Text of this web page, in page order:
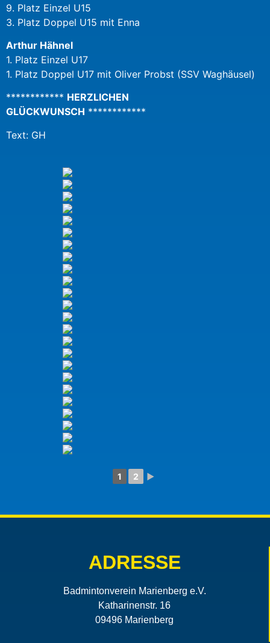
9. Platz Einzel U15
3. Platz Doppel U15 mit Enna
Arthur Hähnel
1. Platz Einzel U17
1. Platz Doppel U17 mit Oliver Probst (SSV Waghäusel)
************ HERZLICHEN
GLÜCKWUNSCH ************
Text: GH
1 2 ►
ADRESSE
Badmintonverein Marienberg e.V.
Katharinenstr. 16
09496 Marienberg